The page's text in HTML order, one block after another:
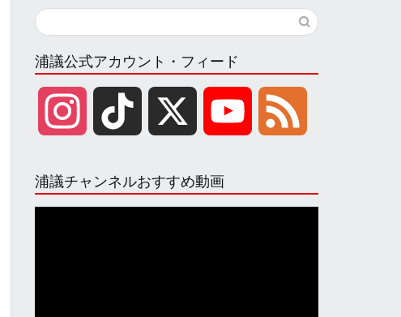
浦議公式アカウント・フィード
s k u e
浦議チャンネルおすすめ動画